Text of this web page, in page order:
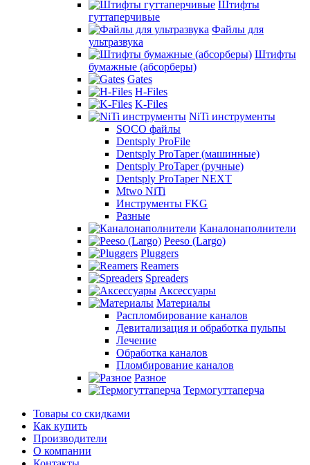
Штифты
гуттаперчивые
Файлы для
ультразвука
Штифты
бумажные (абсорберы)
Gates
H-Files
K-Files
NiTi инструменты
SOCO файлы
Dentsply ProFile
Dentsply ProTaper (машинные)
Dentsply ProTaper (ручные)
Dentsply ProTaper NEXT
Mtwo NiTi
Инструменты FKG
Разные
Каналонаполнители
Peeso (Largo)
Pluggers
Reamers
Spreaders
Аксессуары
Материалы
Распломбирование каналов
Девитализация и обработка пульпы
Лечение
Обработка каналов
Пломбирование каналов
Разное
Термогуттаперча
Товары со скидками
Как купить
Производители
О компании